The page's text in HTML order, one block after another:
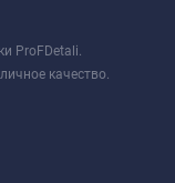
ProFDetali.
качество.